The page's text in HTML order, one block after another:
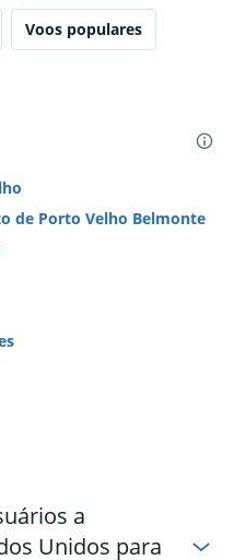
Voos populares
de Porto Velho Belmonte
a
Unidos para